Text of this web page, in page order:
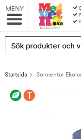
MENY
Startsida Sonnentor